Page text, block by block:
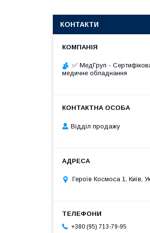
КОНТАКТИ
✅ МедГруп -
медичне обладнання
Відділ продажу
Героїв Космоса 1, Київ,
+380 (95) 713-79-95